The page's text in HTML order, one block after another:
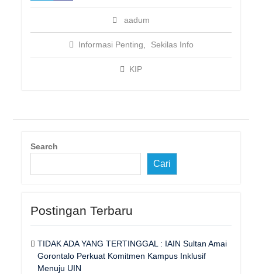
aadum
Informasi Penting Sekilas Info
KIP
Search
Cari
Postingan Terbaru
TIDAK ADA YANG TERTINGGAL : IAIN Sultan Amai
Gorontalo Perkuat Komitmen Kampus Inklusif
Menuju UIN